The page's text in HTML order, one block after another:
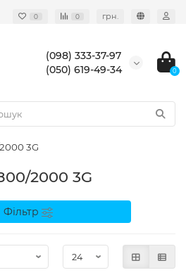
0 0 грн.
(098) 333-37-97
(050) 619-49-34
0
3G
2000 3G
Фільтр